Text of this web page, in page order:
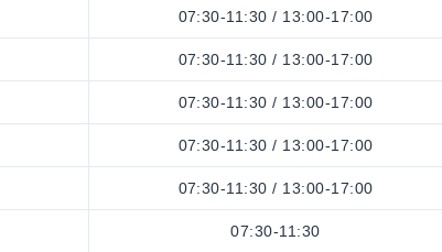
07:30-11:30 / 13:00-17:00
07:30-11:30 / 13:00-17:00
07:30-11:30 / 13:00-17:00
07:30-11:30 / 13:00-17:00
07:30-11:30 / 13:00-17:00
07:30-11:30